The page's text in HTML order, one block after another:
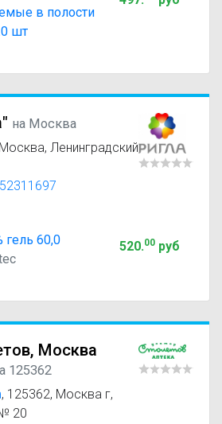
в полости
шт
на Москва
Москва, Ленинградский
гель 60,0
520.00руб
Москва
125362
, 125362, Москва г,
20